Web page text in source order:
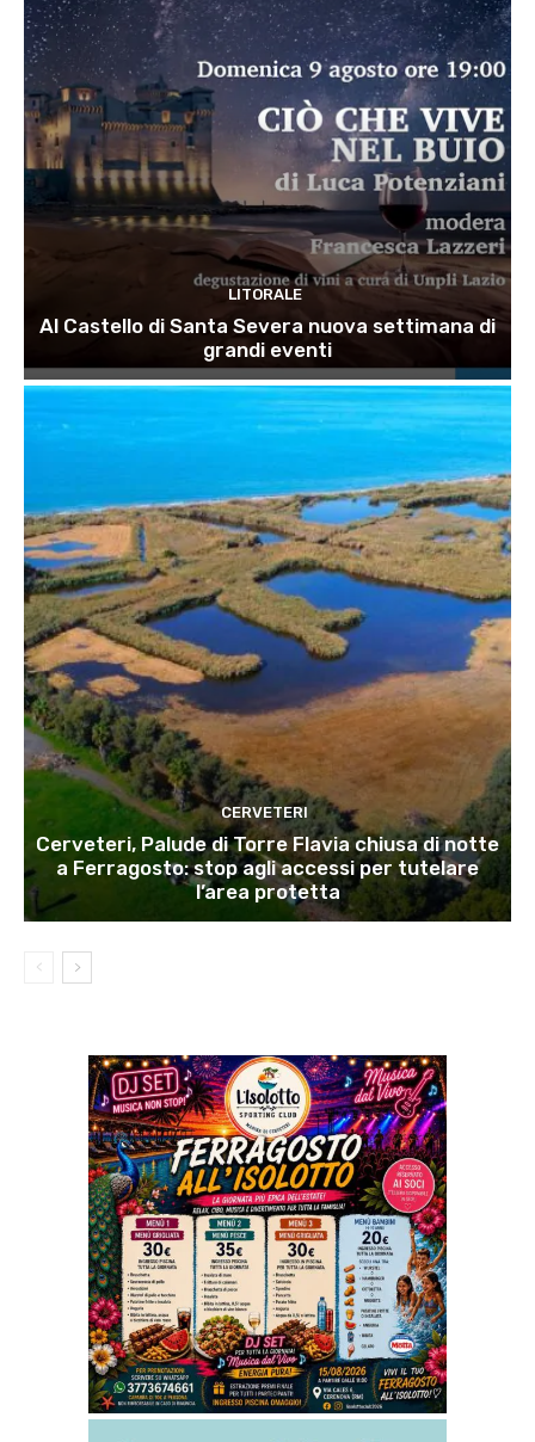
LITORALE
Al Castello di Santa Severa nuova settimana di
grandi eventi
CERVETERI
Cerveteri, Palude di Torre Flavia chiusa di notte
a Ferragosto: stop agli accessi per tutelare
l’area protetta